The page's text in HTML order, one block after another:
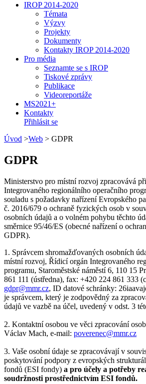
IROP 2014-2020
Témata
Výzvy
Projekty
Dokumenty
Kontakty IROP 2014-2020
Pro média
Seznamte se s IROP
Tiskové zprávy
Publikace
Videoreportáže
MS2021+
Kontakty
Přihlásit se
Úvod >Web > GDPR
GDPR
Ministerstvo pro místní rozvoj zpracovává
Integrovaného regionálního operačního
souladu s požadavky nařízení Evropského
č. 2016/679 o ochraně fyzických osob v
osobních údajů a o volném pohybu těchto
směrnice 95/46/ES (obecné nařízení o
GDPR).
1. Správcem shromažďovaných osobních
místní rozvoj, Řídicí orgán Integrovaného
programu, Staroměstské náměstí 6, 110 15
861 111 (ústředna), fax: +420 224 861 333
gdpr@mmr.cz, ID datové schránky:
je správcem, který je zodpovědný za
údajů ve vazbě na účel, uvedený v odst. 3
2. Kontaktní osobou ve věci zpracování
Václav Mach, e-mail: poverenec@mmr.cz
3. Vaše osobní údaje se zpracovávají v
poskytování podpory z evropských
fondů (ESI fondy) a pro účely a potřeby
soudržnosti prostřednictvím ESI fondů.